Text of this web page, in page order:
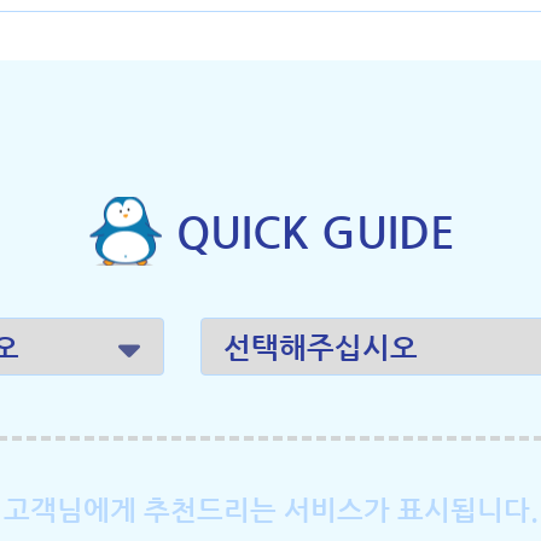
QUICK GUIDE
고객님에게 추천드리는 서비스가 표시됩니다.